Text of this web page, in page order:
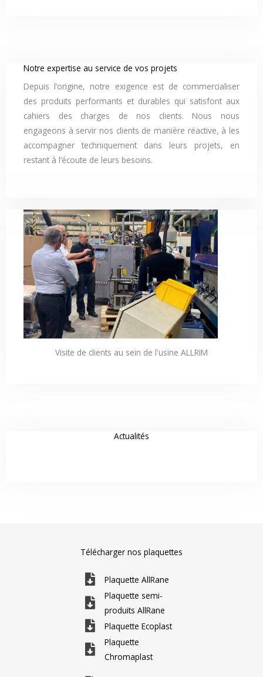
Notre expertise au service de vos projets
Depuis l’origine, notre exigence est de commercialiser
des produits performants et durables qui satisfont aux
cahiers des charges de nos clients. Nous nous
engageons à servir nos clients de manière réactive, à les
accompagner techniquement dans leurs projets, en
restant à l’écoute de leurs besoins.
Visite de clients au sein de l'usine ALLRIM
Actualités
Télécharger nos plaquettes
Plaquette AllRane
Plaquette semi-
produits AllRane
Plaquette Ecoplast
Plaquette
Chromaplast